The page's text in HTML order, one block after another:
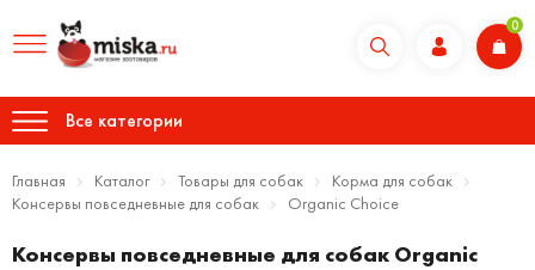
0
Все категории
Главная Каталог Товары для собак
Корма для собак
Консервы повседневные для собак
Organic Choice
Консервы повседневные для собак Organic